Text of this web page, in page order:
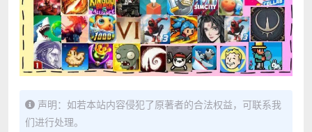
声明：如若本站内容侵犯了原著者的合法权益，可联系我
们进行处理。